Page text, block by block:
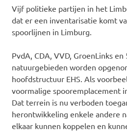
Vijf politieke partijen in het
dat er een inventarisatie komt
spoorlijnen in Limburg.
PvdA, CDA, VVD, GroenLinks
natuurgebieden worden
hoofdstructuur EHS. Als
voormalige spooremplacement
Dat terrein is nu verboden
herontwikkeling enkele andere
elkaar kunnen koppelen en